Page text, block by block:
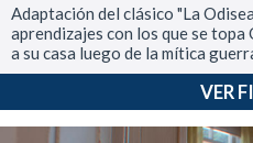
Adaptación del clásico "La
aprendizajes con los que se
a su casa luego de la mítica
VER